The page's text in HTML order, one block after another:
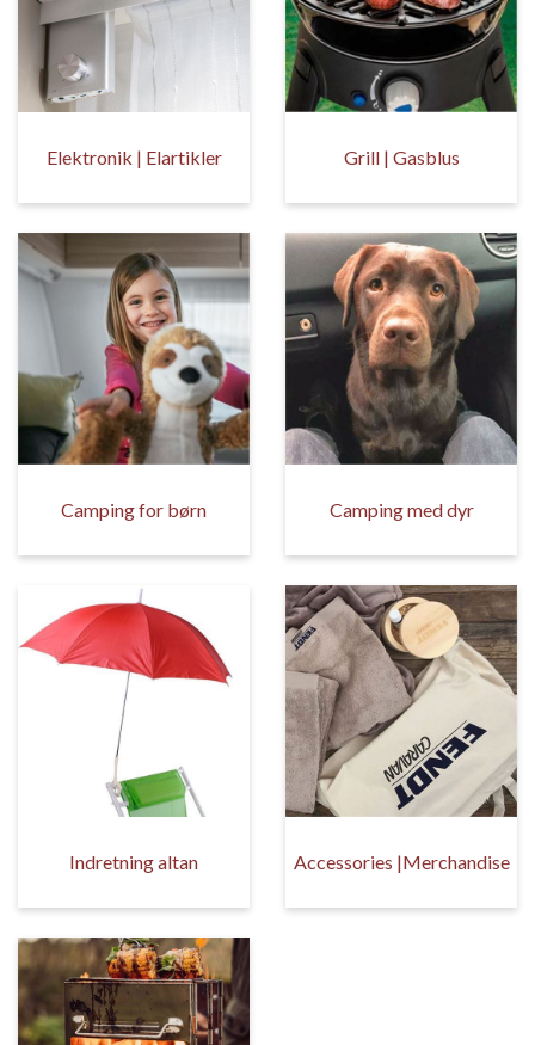
Elektronik | Elartikler Grill | Gasblus
Camping for børn Camping med dyr
Indretning altan Accessories |Merchandise